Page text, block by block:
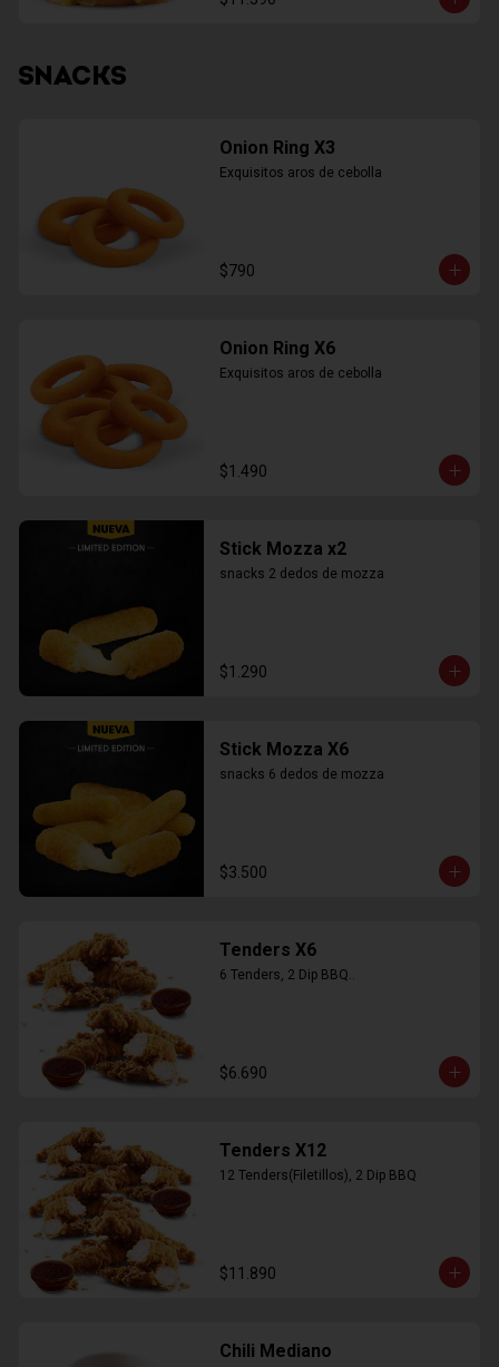
SNACKS
Onion Ring X3
Exquisitos aros de cebolla
$790
Onion Ring X6
Exquisitos aros de cebolla
$1.490
Stick Mozza x2
snacks 2 dedos de mozza
$1.290
Stick Mozza X6
snacks 6 dedos de mozza
$3.500
Tenders X6
6 Tenders, 2 Dip BBQ..
$6.690
Tenders X12
12 Tenders(Filetillos), 2 Dip BBQ
$11.890
Chili Mediano